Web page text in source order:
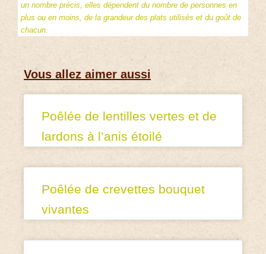
un nombre précis, elles dépendent du nombre de personnes en
plus ou en moins, de la grandeur des plats utilisés et du goût de
chacun.
Vous allez aimer aussi
Poêlée de lentilles vertes et de
lardons à l’anis étoilé
Poêlée de crevettes bouquet
vivantes